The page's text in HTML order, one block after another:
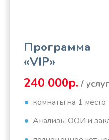
Программа
«VIP»
240 000р. /
комнаты на 1 место
Анализы ООИ и